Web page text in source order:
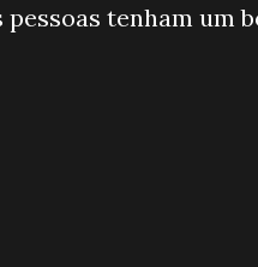
pessoas tenham um